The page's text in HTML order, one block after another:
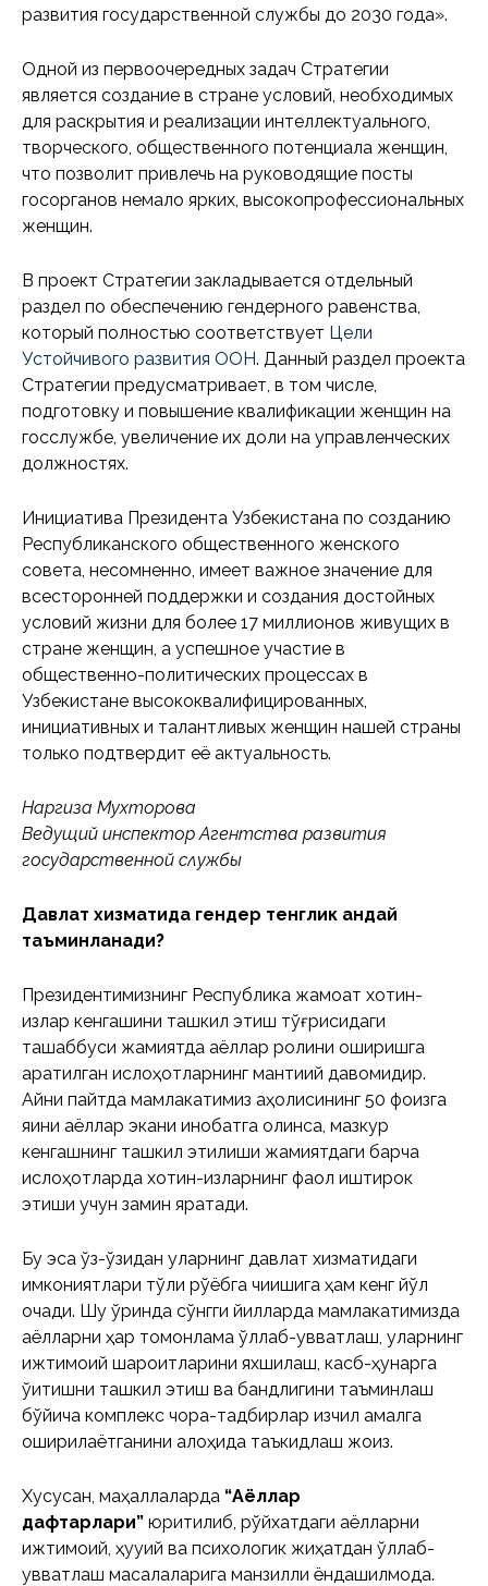
развития государственной службы до 2030 года».
Одной из первоочередных задач Стратегии
является создание в стране условий, необходимых
для раскрытия и реализации интеллектуального,
творческого, общественного потенциала женщин,
что позволит привлечь на руководящие посты
госорганов немало ярких, высокопрофессиональных
женщин.
В проект Стратегии закладывается отдельный
раздел по обеспечению гендерного равенства,
который полностью соответствует Цели
Устойчивого развития ООН. Данный раздел проекта
Стратегии предусматривает, в том числе,
подготовку и повышение квалификации женщин на
госслужбе, увеличение их доли на управленческих
должностях.
Инициатива Президента Узбекистана по созданию
Республиканского общественного женского
совета, несомненно, имеет важное значение для
всесторонней поддержки и создания достойных
условий жизни для более 17 миллионов живущих в
стране женщин, а успешное участие в
общественно-политических процессах в
Узбекистане высококвалифицированных,
инициативных и талантливых женщин нашей страны
только подтвердит её актуальность.
Наргиза Мухторова
Ведущий инспектор Агентства развития
государственной службы
Давлат хизматида гендер тенглик қандай
таъминланади?
Президентимизнинг Республика жамоат хотин-
қизлар кенгашини ташкил этиш тўғрисидаги
ташаббуси жамиятда аёллар ролини оширишга
қаратилган ислоҳотларнинг мантиқий давомидир.
Айни пайтда мамлакатимиз аҳолисининг 50 фоизга
яқини аёллар экани инобатга олинса, мазкур
кенгашнинг ташкил этилиши жамиятдаги барча
ислоҳотларда хотин-қизларнинг фаол иштирок
этиши учун замин яратади.
Бу эса ўз-ўзидан уларнинг давлат хизматидаги
имкониятлари тўлиқ рўёбга чиқишига ҳам кенг йўл
очади. Шу ўринда сўнгги йилларда мамлакатимизда
аёлларни ҳар томонлама қўллаб-қувватлаш, уларнинг
ижтимоий шароитларини яхшилаш, касб-ҳунарга
ўқитишни ташкил этиш ва бандлигини таъминлаш
бўйича комплекс чора-тадбирлар изчил амалга
оширилаётганини алоҳида таъкидлаш жоиз.
Хусусан, маҳаллаларда “Аёллар
дафтарлари” юритилиб, рўйхатдаги аёлларни
ижтимоий, ҳуқуқий ва психологик жиҳатдан қўллаб-
қувватлаш масалаларига манзилли ёндашилмоқда.